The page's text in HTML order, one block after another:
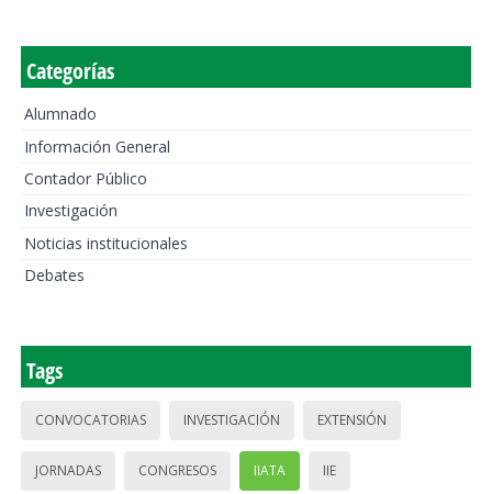
Categorías
Alumnado
Información General
Contador Público
Investigación
Noticias institucionales
Debates
Tags
CONVOCATORIAS INVESTIGACIÓN EXTENSIÓN
JORNADAS CONGRESOS IIATA IIE